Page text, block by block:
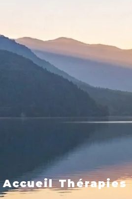
Accueil Thérapies